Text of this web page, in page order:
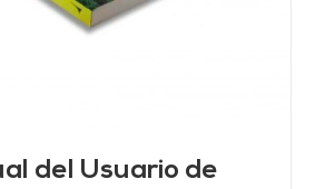
del Usuario de